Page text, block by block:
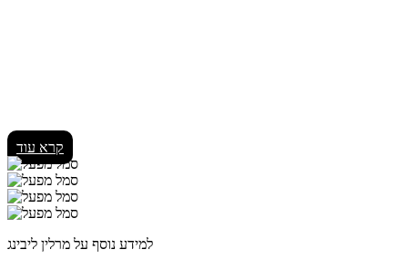
קרא עוד
למידע נוסף על מרלין ליבינג